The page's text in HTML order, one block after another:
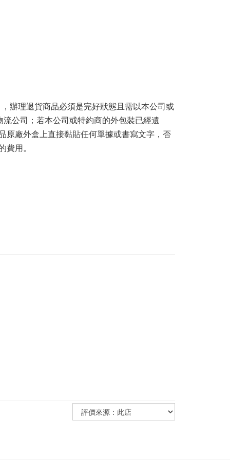
辦理退貨商品必須是完好狀態且需以本公司或
公司；若本公司或特約商的外包裝已經遺
原廠外盒上直接黏貼任何單據或書寫文字，否
用。